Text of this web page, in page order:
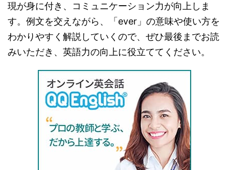
現が身に付き、コミュニケーション力が向上しま
す。例文を交えながら、「ever」の意味や使い方を
わかりやすく解説していくので、ぜひ最後までお読
みいただき、英語力の向上に役立ててください。